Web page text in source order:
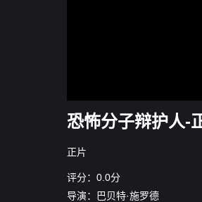
恐怖分子辩护人-
正片
评分：0.0分
导演：
巴贝特·施罗德